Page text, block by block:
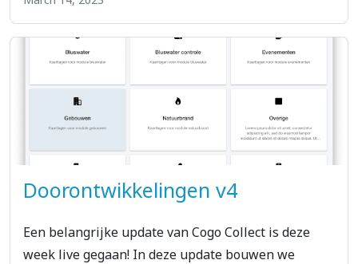
Doorontwikkelingen v4
Een belangrijke update van Cogo Collect is deze
week live gegaan! In deze update bouwen we